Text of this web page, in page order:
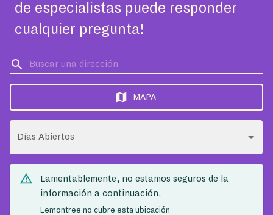
de especialistas puede responder
cualquier pregunta!
MAPA
Días Abiertos
Lamentablemente, no estamos seguros de la
información a continuación.
Lemontree no cubre esta ubicación